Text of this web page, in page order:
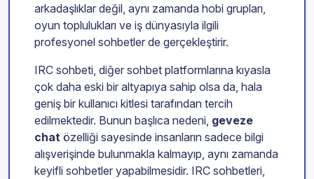
arkadaşlıklar değil, aynı zamanda hobi grupları,
oyun toplulukları ve iş dünyasıyla ilgili
profesyonel sohbetler de gerçekleştirir.
IRC sohbeti, diğer sohbet platformlarına kıyasla
çok daha eski bir altyapıya sahip olsa da, hala
geniş bir kullanıcı kitlesi tarafından tercih
edilmektedir. Bunun başlıca nedeni, geveze
chat özelliği sayesinde insanların sadece bilgi
alışverişinde bulunmakla kalmayıp, aynı zamanda
keyifli sohbetler yapabilmesidir. IRC sohbetleri,